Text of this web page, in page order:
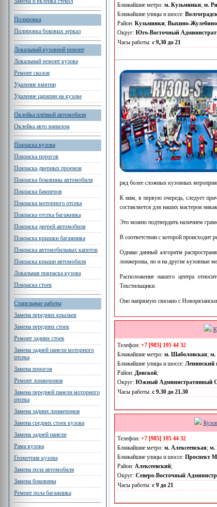
Полировка
Полировка боковых зеркал
Локальный кузовной ремонт
Локальный ремонт кузова
Ремонт сколов
Удаление вмятин
Удаление царапин на кузове
Оклейка плёнкой автомобиля
Оклейка авто винилом
Покраска кузова
Покраска порогов
Покраска дверных проемов
Покраска боковины автомобиля
Покраска бамперов
Покраска моторного отсека
Покраска отсека багажника
Покраска дверей автомобиля
Покраска крышки багажника
Покраска автомобильных капотов
Покраска крыши автомобиля
Локальная покраска кузова
Покраска стоек
Стапельные работы
Замена передних крыльев
Замена передних стоек
Ремонт задних стоек
Замена задней панели моторного
отсека
Замена порогов
Ремонт лонжеронов
Замена передней панели моторного
отсека
Замена задних лонжеронов
Замена средних стоек кузова
Замена задней панели
Рама кузова
Геометрия кузова
Замена пола автомобиля
Замена боковины
Ремонт пола багажника
Ближайшие метро: м. Кузьминки; м.
Ближайшие улицы и шоссе:
Район: Кузьминки; Выхино-Жулебино
Округ: Юго-Восточный
Часы работы: с 9,30 до 21
ряд более сложных кузовных
К ним, в первую очередь, следует
составляется для наших мастеров
Это можно подтвердить наличием
В соответствии с которой происходит
Однако данный алгоритм
лонжероны, но и на другие кузовные
Расположение нашего центра
Текстильщики.
Оно напрямую связано с
Телефон: +7 [985] 195 44 32
Ближайшие метро: м. Шаболовская; м.
Ближайшие улицы и шоссе: Ленинский
Район: Донской;
Округ: Южный Административный
Часы работы: с 9.30 до 21.30
Телефон: +7 [985] 195 44 32
Ближайшие метро: м. Алексеевская; м.
Ближайшие улицы и шоссе: Проспект
Район: Алексеевский;
Округ: Северо-Восточный
Часы работы: с 9 до 21